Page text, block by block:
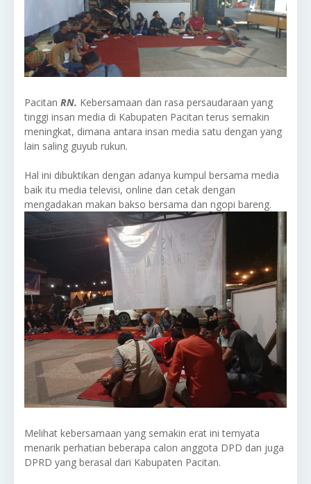
Pacitan RN. Kebersamaan dan rasa persaudaraan yang
tinggi insan media di Kabupaten Pacitan terus semakin
meningkat, dimana antara insan media satu dengan yang
lain saling guyub rukun.
Hal ini dibuktikan dengan adanya kumpul bersama media
baik itu media televisi, online dan cetak dengan
mengadakan makan bakso bersama dan ngopi bareng.
Melihat kebersamaan yang semakin erat ini ternyata
menarik perhatian beberapa calon anggota DPD dan juga
DPRD yang berasal dari Kabupaten Pacitan.